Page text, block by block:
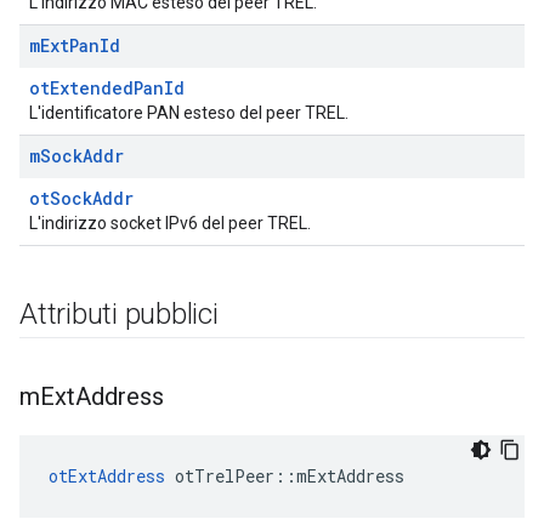
mExtPanId
otExtendedPanId
L'identificatore PAN esteso del peer TREL.
mSockAddr
otSockAddr
L'indirizzo socket IPv6 del peer TREL.
Attributi pubblici
mExtAddress
otExtAddress otTrelPeer ::mExtAddress